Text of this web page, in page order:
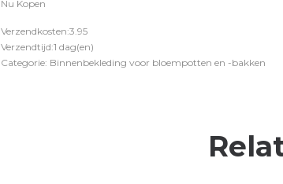
Nu Kopen
Verzendkosten:3.95
Verzendtijd:1 dag(en)
Categorie: Binnenbekleding voor bloempotten en -bakken